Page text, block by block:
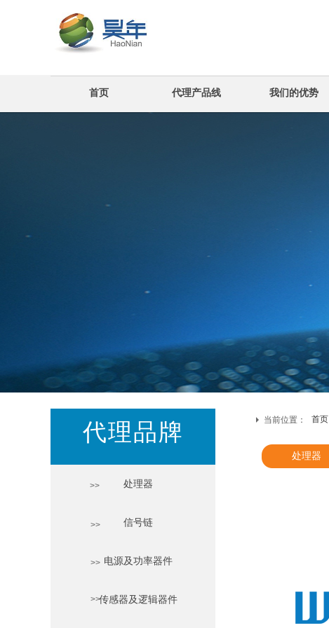
首页 代理产品线 我们的优势
代理品牌 首页
当前位置：
处理器
处理器
信号链
电源及功率器件
传感器及逻辑器件
>>
>>
>>
>>